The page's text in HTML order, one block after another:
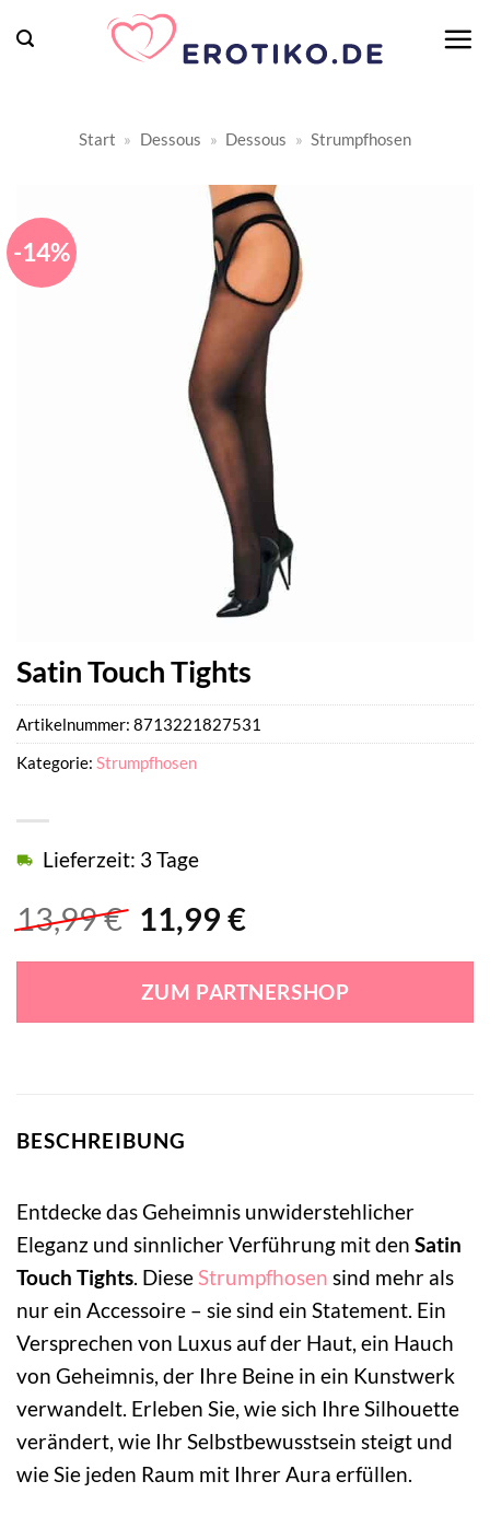
Inhalt
Start » Dessous » Dessous » Strumpfhosen
-14%
Satin Touch Tights
13,99€ Ursprünglicher
war:
13,99 €
11,99 €Aktueller
ist:
11,99 €.
Lieferzeit: 3 Tage
ZUM PARTNERSHOP
Artikelnummer: 8713221827531
Kategorie: Strumpfhosen
BESCHREIBUNG
Entdecke das Geheimnis unwiderstehlicher
Eleganz und sinnlicher Verführung mit den Satin
Touch Tights . Diese Strumpfhosen sind mehr als
nur ein Accessoire – sie sind ein Statement. Ein
Versprechen von Luxus auf der Haut, ein Hauch
von Geheimnis, der Ihre Beine in ein Kunstwerk
verwandelt. Erleben Sie, wie sich Ihre Silhouette
verändert, wie Ihr Selbstbewusstsein steigt und
wie Sie jeden Raum mit Ihrer Aura erfüllen.